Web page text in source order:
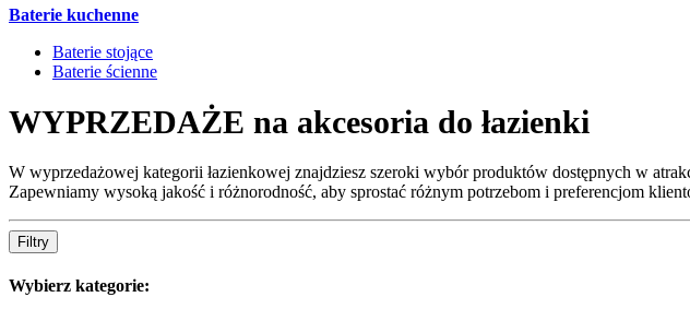
Baterie kuchenne
Baterie stojące
Baterie ścienne
WYPRZEDAŻE na akcesoria do łazienki
W wyprzedażowej kategorii łazienkowej znajdziesz szeroki wybór produktów dostępnych w
Zapewniamy wysoką jakość i różnorodność, aby sprostać różnym potrzebom i preferencjom
Filtry
Wybierz kategorie: